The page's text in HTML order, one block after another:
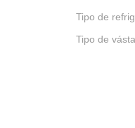
Tipo de
Tipo de